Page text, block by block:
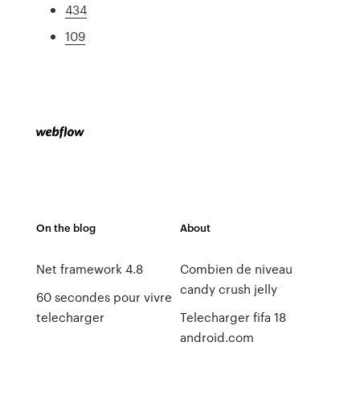
434
109
On the blog
Net framework 4.8
60 secondes pour vivre
telecharger
About
Combien de niveau
candy crush jelly
Telecharger fifa 18
android.com